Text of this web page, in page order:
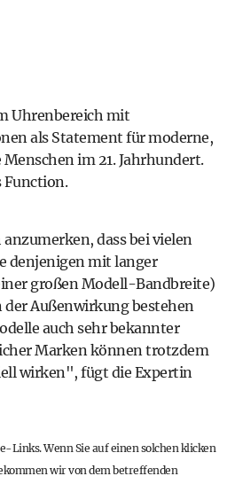
Uhrenbereich mit
als Statement für moderne,
im 21. Jahrhundert.
Function.
dass bei vielen
denjenigen mit langer
großen Modell-Bandbreite)
der Außenwirkung bestehen
auch sehr bekannter
Marken können trotzdem
wirken", fügt die Expertin
Links. Wenn Sie auf einen solchen klicken
wir von dem betreffenden